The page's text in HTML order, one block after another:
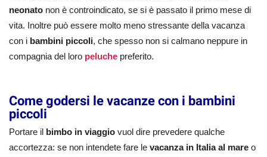
neonato non è controindicato, se si è passato il primo mese di
vita. Inoltre può essere molto meno stressante della vacanza
con i bambini piccoli, che spesso non si calmano neppure in
compagnia del loro peluche preferito.
Come godersi le vacanze con i bambini
piccoli
Portare il bimbo in viaggio vuol dire prevedere qualche
accortezza: se non intendete fare le vacanza in Italia al mare o